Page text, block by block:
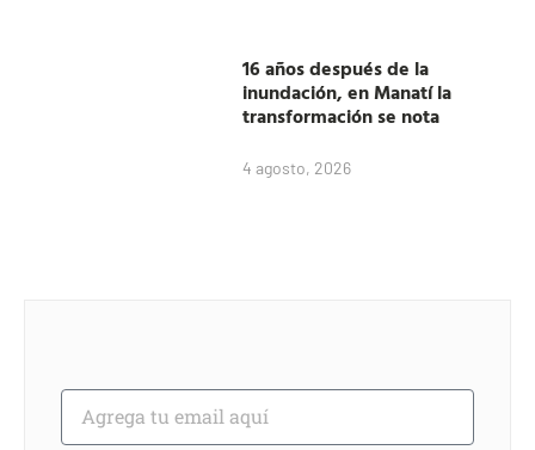
16 años después de la
inundación, en Manatí la
transformación se nota
4 agosto, 2026